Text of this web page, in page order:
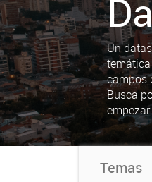
Un
campos
Busca
Temas